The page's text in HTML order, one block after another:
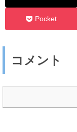
Pocket
コメント